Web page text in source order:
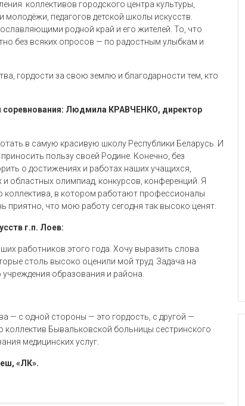
коллективов городского центра культуры,
молодёжи, педагогов детской школы искусств.
родной край и его жителей. То, что
без всяких опросов — по радостным улыбкам и
гордости за свою землю и благодарности тем, кто
Людмила КРАВЧЕНКО, директор
в самую красивую школу Республики Беларусь. И
пользу своей Родине. Конечно, без
о достижениях и работах наших учащихся,
областных олимпиад, конкурсов, конференций. Я
коллектива, в котором работают профессионалы
приятно, что мою работу сегодня так высоко ценят.
г.п. Лоев:
работников этого года. Хочу выразить слова
столь высоко оценили мой труд. Задача на
образования и района.
— с одной стороны — это гордость, с другой —
коллектив Бывальковской больницы сестринского
медицинских услуг.
«ЛК».